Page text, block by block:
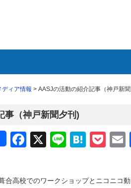
ディア情報 > AASJの活動の紹介記事（神戸新
事（神戸新聞夕刊)
Facebook
X Line
合高校でのワークショップとニコニコ